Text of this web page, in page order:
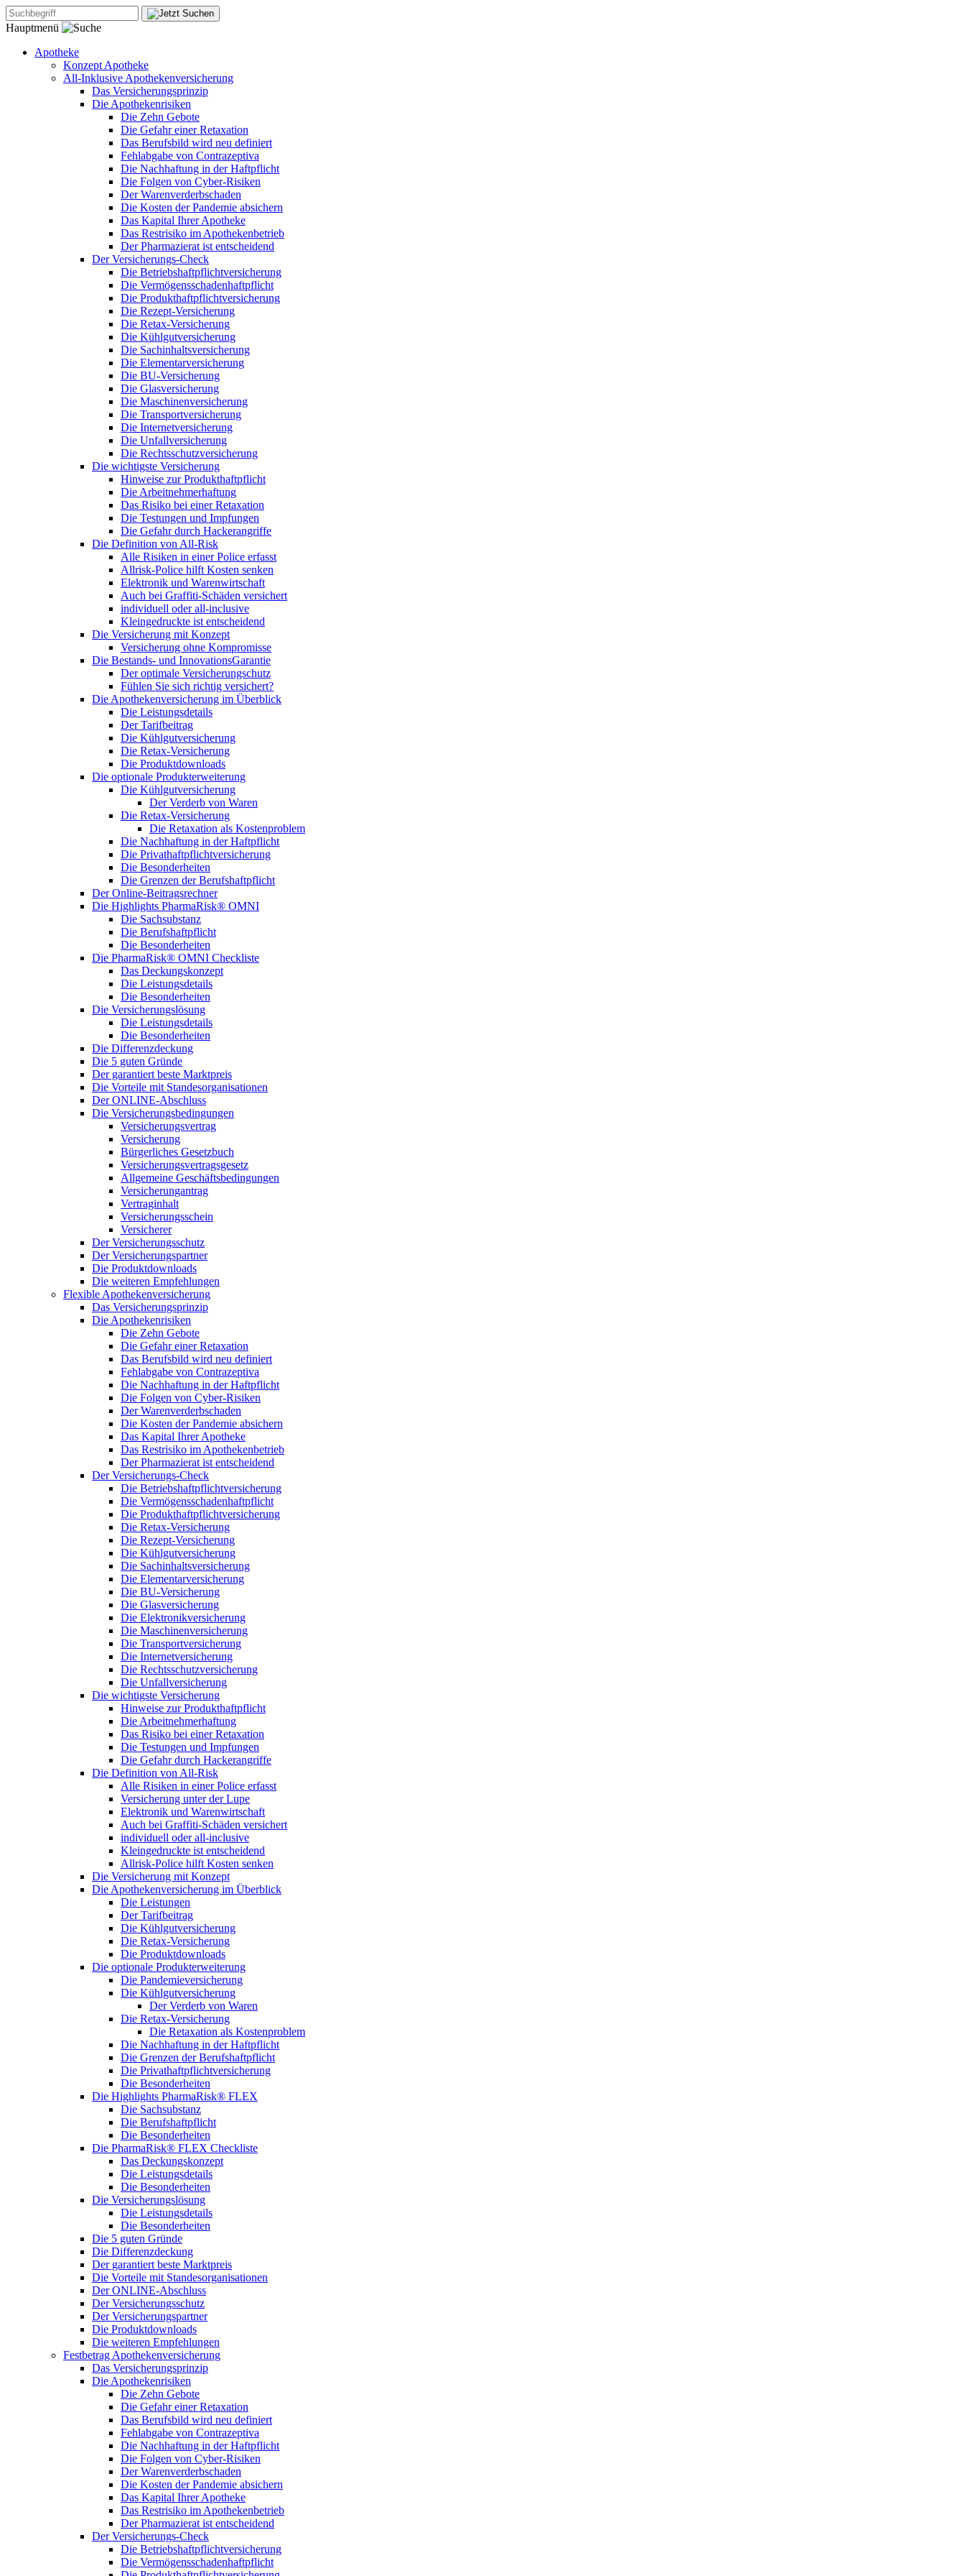
Hauptmenü
Apotheke
Konzept Apotheke
All-Inklusive Apothekenversicherung
Das Versicherungsprinzip
Die Apothekenrisiken
Die Zehn Gebote
Die Gefahr einer Retaxation
Das Berufsbild wird neu definiert
Fehlabgabe von Contrazeptiva
Die Nachhaftung in der Haftpflicht
Die Folgen von Cyber-Risiken
Der Warenverderbschaden
Die Kosten der Pandemie absichern
Das Kapital Ihrer Apotheke
Das Restrisiko im Apothekenbetrieb
Der Pharmazierat ist entscheidend
Der Versicherungs-Check
Die Betriebshaftpflichtversicherung
Die Vermögensschadenhaftpflicht
Die Produkthaftpflichtversicherung
Die Rezept-Versicherung
Die Retax-Versicherung
Die Kühlgutversicherung
Die Sachinhaltsversicherung
Die Elementarversicherung
Die BU-Versicherung
Die Glasversicherung
Die Maschinenversicherung
Die Transportversicherung
Die Internetversicherung
Die Unfallversicherung
Die Rechtsschutzversicherung
Die wichtigste Versicherung
Hinweise zur Produkthaftpflicht
Die Arbeitnehmerhaftung
Das Risiko bei einer Retaxation
Die Testungen und Impfungen
Die Gefahr durch Hackerangriffe
Die Definition von All-Risk
Alle Risiken in einer Police erfasst
Allrisk-Police hilft Kosten senken
Elektronik und Warenwirtschaft
Auch bei Graffiti-Schäden versichert
individuell oder all-inclusive
Kleingedruckte ist entscheidend
Die Versicherung mit Konzept
Versicherung ohne Kompromisse
Die Bestands- und InnovationsGarantie
Der optimale Versicherungschutz
Fühlen Sie sich richtig versichert?
Die Apothekenversicherung im Überblick
Die Leistungsdetails
Der Tarifbeitrag
Die Kühlgutversicherung
Die Retax-Versicherung
Die Produktdownloads
Die optionale Produkterweiterung
Die Kühlgutversicherung
Der Verderb von Waren
Die Retax-Versicherung
Die Retaxation als Kostenproblem
Die Nachhaftung in der Haftpflicht
Die Privathaftpflichtversicherung
Die Besonderheiten
Die Grenzen der Berufshaftpflicht
Der Online-Beitragsrechner
Die Highlights PharmaRisk® OMNI
Die Sachsubstanz
Die Berufshaftpflicht
Die Besonderheiten
Die PharmaRisk® OMNI Checkliste
Das Deckungskonzept
Die Leistungsdetails
Die Besonderheiten
Die Versicherungslösung
Die Leistungsdetails
Die Besonderheiten
Die Differenzdeckung
Die 5 guten Gründe
Der garantiert beste Marktpreis
Die Vorteile mit Standesorganisationen
Der ONLINE-Abschluss
Die Versicherungsbedingungen
Versicherungsvertrag
Versicherung
Bürgerliches Gesetzbuch
Versicherungsvertragsgesetz
Allgemeine Geschäftsbedingungen
Versicherungantrag
Vertraginhalt
Versicherungsschein
Versicherer
Der Versicherungsschutz
Der Versicherungspartner
Die Produktdownloads
Die weiteren Empfehlungen
Flexible Apothekenversicherung
Das Versicherungsprinzip
Die Apothekenrisiken
Die Zehn Gebote
Die Gefahr einer Retaxation
Das Berufsbild wird neu definiert
Fehlabgabe von Contrazeptiva
Die Nachhaftung in der Haftpflicht
Die Folgen von Cyber-Risiken
Der Warenverderbschaden
Die Kosten der Pandemie absichern
Das Kapital Ihrer Apotheke
Das Restrisiko im Apothekenbetrieb
Der Pharmazierat ist entscheidend
Der Versicherungs-Check
Die Betriebshaftpflichtversicherung
Die Vermögensschadenhaftpflicht
Die Produkthaftpflichtversicherung
Die Retax-Versicherung
Die Rezept-Versicherung
Die Kühlgutversicherung
Die Sachinhaltsversicherung
Die Elementarversicherung
Die BU-Versicherung
Die Glasversicherung
Die Elektronikversicherung
Die Maschinenversicherung
Die Transportversicherung
Die Internetversicherung
Die Rechtsschutzversicherung
Die Unfallversicherung
Die wichtigste Versicherung
Hinweise zur Produkthaftpflicht
Die Arbeitnehmerhaftung
Das Risiko bei einer Retaxation
Die Testungen und Impfungen
Die Gefahr durch Hackerangriffe
Die Definition von All-Risk
Alle Risiken in einer Police erfasst
Versicherung unter der Lupe
Elektronik und Warenwirtschaft
Auch bei Graffiti-Schäden versichert
individuell oder all-inclusive
Kleingedruckte ist entscheidend
Allrisk-Police hilft Kosten senken
Die Versicherung mit Konzept
Die Apothekenversicherung im Überblick
Die Leistungen
Der Tarifbeitrag
Die Kühlgutversicherung
Die Retax-Versicherung
Die Produktdownloads
Die optionale Produkterweiterung
Die Pandemieversicherung
Die Kühlgutversicherung
Der Verderb von Waren
Die Retax-Versicherung
Die Retaxation als Kostenproblem
Die Nachhaftung in der Haftpflicht
Die Grenzen der Berufshaftpflicht
Die Privathaftpflichtversicherung
Die Besonderheiten
Die Highlights PharmaRisk® FLEX
Die Sachsubstanz
Die Berufshaftpflicht
Die Besonderheiten
Die PharmaRisk® FLEX Checkliste
Das Deckungskonzept
Die Leistungsdetails
Die Besonderheiten
Die Versicherungslösung
Die Leistungsdetails
Die Besonderheiten
Die 5 guten Gründe
Die Differenzdeckung
Der garantiert beste Marktpreis
Die Vorteile mit Standesorganisationen
Der ONLINE-Abschluss
Der Versicherungsschutz
Der Versicherungspartner
Die Produktdownloads
Die weiteren Empfehlungen
Festbetrag Apothekenversicherung
Das Versicherungsprinzip
Die Apothekenrisiken
Die Zehn Gebote
Die Gefahr einer Retaxation
Das Berufsbild wird neu definiert
Fehlabgabe von Contrazeptiva
Die Nachhaftung in der Haftpflicht
Die Folgen von Cyber-Risiken
Der Warenverderbschaden
Die Kosten der Pandemie absichern
Das Kapital Ihrer Apotheke
Das Restrisiko im Apothekenbetrieb
Der Pharmazierat ist entscheidend
Der Versicherungs-Check
Die Betriebshaftpflichtversicherung
Die Vermögensschadenhaftpflicht